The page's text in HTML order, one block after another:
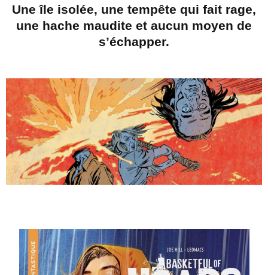
Une île isolée, une tempête qui fait rage,
une hache maudite et aucun moyen de
s’échapper.